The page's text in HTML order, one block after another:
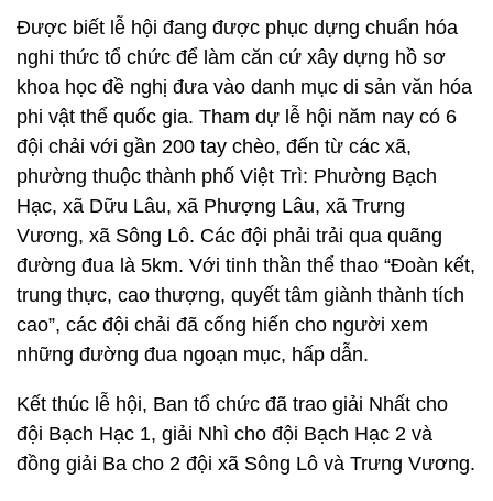
Được biết lễ hội đang được phục dựng chuẩn hóa
nghi thức tổ chức để làm căn cứ xây dựng hồ sơ
khoa học đề nghị đưa vào danh mục di sản văn hóa
phi vật thể quốc gia. Tham dự lễ hội năm nay có 6
đội chải với gần 200 tay chèo, đến từ các xã,
phường thuộc thành phố Việt Trì: Phường Bạch
Hạc, xã Dữu Lâu, xã Phượng Lâu, xã Trưng
Vương, xã Sông Lô. Các đội phải trải qua quãng
đường đua là 5km. Với tinh thần thể thao “Đoàn kết,
trung thực, cao thượng, quyết tâm giành thành tích
cao”, các đội chải đã cống hiến cho người xem
những đường đua ngoạn mục, hấp dẫn.
Kết thúc lễ hội, Ban tổ chức đã trao giải Nhất cho
đội Bạch Hạc 1, giải Nhì cho đội Bạch Hạc 2 và
đồng giải Ba cho 2 đội xã Sông Lô và Trưng Vương.